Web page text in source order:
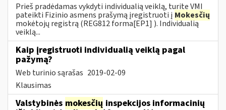
Prieš pradėdamas vykdyti individualią veiklą, turite VMI
pateikti Fizinio asmens prašymą įregistruoti į Mokesčių
mokėtojų registrą (REG812 forma[EP1] ). Individualią
veiklą...
Kaip įregistruoti individualią veiklą pagal
pažymą?
Web turinio sąrašas 2019-02-09
Klausimas
Valstybinės mokesčių inspekcijos informacinių